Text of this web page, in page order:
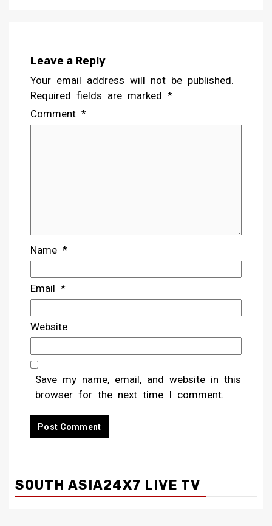
Leave a Reply
Your email address will not be published.
Required fields are marked *
Comment *
Name *
Email *
Website
Save my name, email, and website in this
browser for the next time I comment.
SOUTH ASIA24X7 LIVE TV